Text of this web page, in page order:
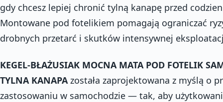
gdy chcesz lepiej chronić tylną kanapę przed
Montowane pod fotelikiem pomagają ograniczać
drobnych przetarć i skutków intensywnej
KEGEL-BŁAŻUSIAK MOCNA MATA POD FOTELIK
TYLNA KANAPA została zaprojektowana z myślą o
zastosowaniu w samochodzie — tak, aby